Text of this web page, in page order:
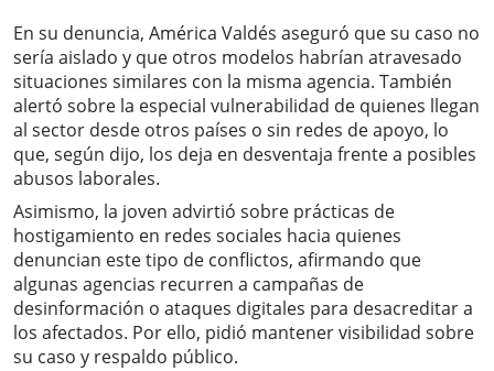
En su denuncia, América Valdés aseguró que su caso no
sería aislado y que otros modelos habrían atravesado
situaciones similares con la misma agencia. También
alertó sobre la especial vulnerabilidad de quienes llegan
al sector desde otros países o sin redes de apoyo, lo
que, según dijo, los deja en desventaja frente a posibles
abusos laborales.
Asimismo, la joven advirtió sobre prácticas de
hostigamiento en redes sociales hacia quienes
denuncian este tipo de conflictos, afirmando que
algunas agencias recurren a campañas de
desinformación o ataques digitales para desacreditar a
los afectados. Por ello, pidió mantener visibilidad sobre
su caso y respaldo público.